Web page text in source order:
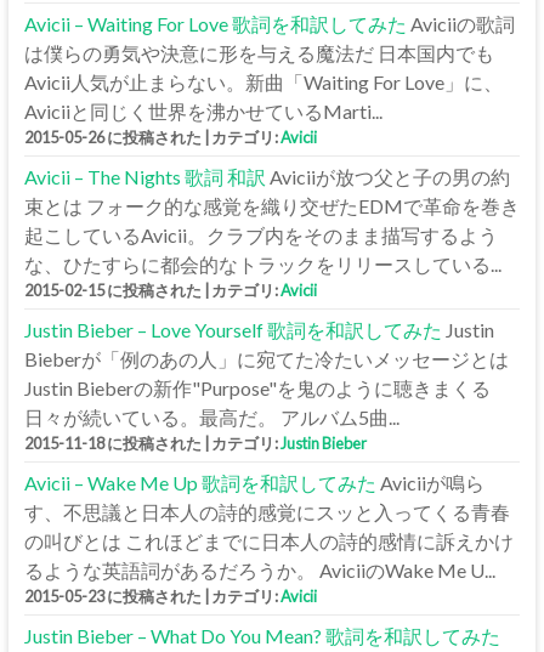
Avicii – Waiting For Love 歌詞を和訳してみた Aviciiの歌詞
は僕らの勇気や決意に形を与える魔法だ 日本国内でも
Avicii人気が止まらない。新曲「Waiting For Love」に、
Aviciiと同じく世界を沸かせているMarti...
2015-05-26 に投稿された カテゴリ:Avicii
Avicii – The Nights 歌詞 和訳 Aviciiが放つ父と子の男の約
束とは フォーク的な感覚を織り交ぜたEDMで革命を巻き
起こしているAvicii。クラブ内をそのまま描写するよう
な、ひたすらに都会的なトラックをリリースしている...
2015-02-15 に投稿された カテゴリ:Avicii
Justin Bieber – Love Yourself 歌詞を和訳してみた Justin
Bieberが「例のあの人」に宛てた冷たいメッセージとは
Justin Bieberの新作"Purpose"を鬼のように聴きまくる
日々が続いている。最高だ。 アルバム5曲...
2015-11-18 に投稿された カテゴリ:Justin Bieber
Avicii – Wake Me Up 歌詞を和訳してみた Aviciiが鳴ら
す、不思議と日本人の詩的感覚にスッと入ってくる青春
の叫びとは これほどまでに日本人の詩的感情に訴えかけ
るような英語詞があるだろうか。 AviciiのWake Me U...
2015-05-23 に投稿された カテゴリ:Avicii
Justin Bieber – What Do You Mean? 歌詞を和訳してみた